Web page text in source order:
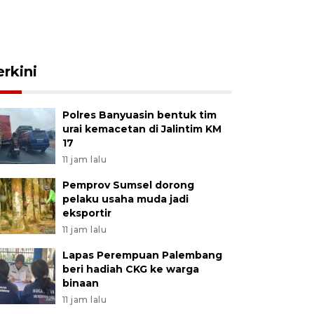
Polres Banyuasin bentuk tim
urai kemacetan di Jalintim KM
17
11 jam lalu
Pemprov Sumsel dorong
pelaku usaha muda jadi
eksportir
11 jam lalu
Lapas Perempuan Palembang
beri hadiah CKG ke warga
binaan
11 jam lalu